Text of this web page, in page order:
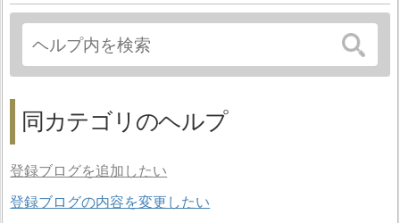
同カテゴリのヘルプ
登録ブログを追加したい
登録ブログの内容を変更したい